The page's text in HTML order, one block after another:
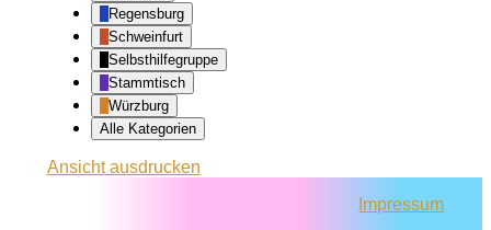
Regensburg
Schweinfurt
Selbsthilfegruppe
Stammtisch
Würzburg
Alle Kategorien
Ansichtausdrucken
Impressum